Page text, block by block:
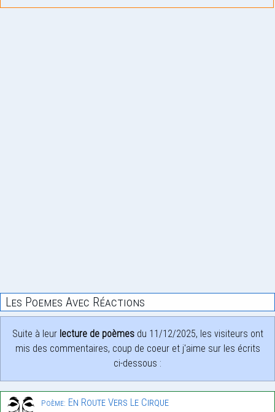
Les Poemes Avec Réactions
Suite à leur lecture de poèmesdu 11/12/2025, les visiteurs ont
mis des commentaires, coup de coeur et j'aime sur les écrits
ci-dessous :
Poème: En Route Vers Le Cirque